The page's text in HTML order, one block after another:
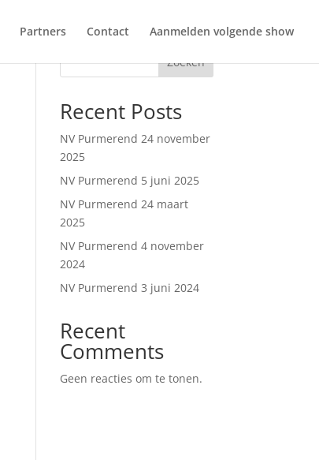
Partners Contact Aanmelden volgende show
Zoeken
Recent Posts
NV Purmerend 24 november
2025
NV Purmerend 5 juni 2025
NV Purmerend 24 maart
2025
NV Purmerend 4 november
2024
NV Purmerend 3 juni 2024
Recent
Comments
Geen reacties om te tonen.